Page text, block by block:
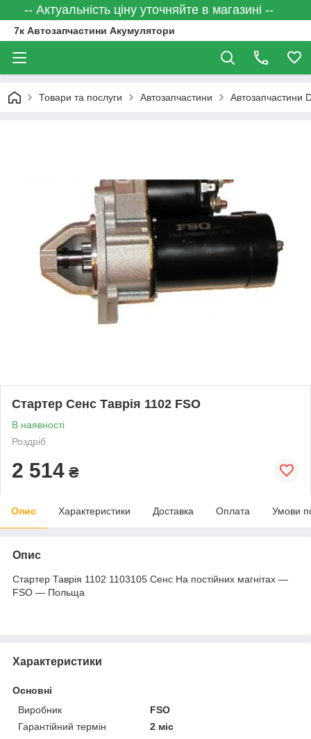
-- Актуальність ціну уточняйте в магазині --
7к Автозапчастини Акумулятори
Товари та послуги Автозапчастини Автозапчастини
Стартер Сенс Таврія 1102 FSO
В наявності
Роздріб
2 514 ₴
Опис Характеристики Доставка Оплата Умови
Опис
Стартер Таврія 1102 1103105 Сенс На постійних магнітах —
FSO — Польща
Характеристики
Основні
Виробник
FSO
Гарантійний термін
2 міс